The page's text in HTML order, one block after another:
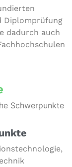
Diplom­prü­fung
dadurch auch
Schwerpunkte